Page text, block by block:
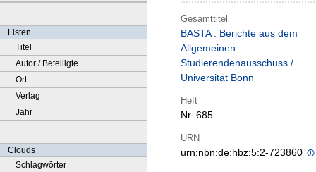
Listen
Titel
Autor / Beteiligte
Ort
Verlag
Jahr
Clouds
Schlagwörter
Gesamttitel
BASTA : Berichte aus dem
Allgemeinen
Studierendenausschuss /
Universität Bonn
Heft
Nr. 685
URN
urn:nbn:de:hbz:5:2-723860